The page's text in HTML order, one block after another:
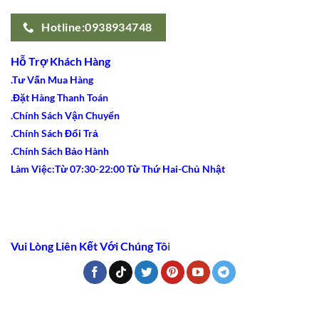
Hotline:0938934748
Hỗ Trợ Khách Hàng
.Tư Vấn Mua Hàng
.Đặt Hàng Thanh Toán
.Chính Sách Vận Chuyển
.Chính Sách Đổi Trả
.Chính Sách Bảo Hành
Làm Việc:Từ 07:30-22:00 Từ Thứ Hai-Chủ Nhật
Vui Lòng Liên Kết Với Chúng Tôi